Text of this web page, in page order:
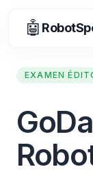
🤖
EXAMEN